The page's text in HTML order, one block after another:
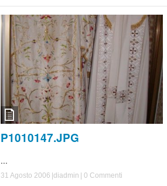
P1010147.JPG
...
31 Agosto 2006 |diadmin 0 Commenti